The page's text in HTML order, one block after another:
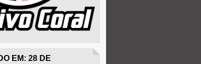
EM: 28 DE